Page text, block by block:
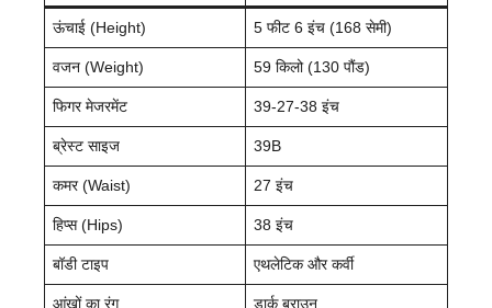
ऊंचाई (Height) 5 फीट 6 इंच (168 सेमी)
वजन (Weight) 59 किलो (130 पौंड)
फिगर मेजरमेंट 39-27-38 इंच
ब्रेस्ट साइज 39B
कमर (Waist) 27 इंच
हिप्स (Hips) 38 इंच
बॉडी टाइप एथलेटिक और कर्वी
आंखों का रंग डार्क ब्राउन